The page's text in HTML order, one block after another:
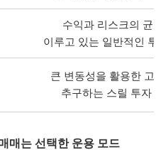
수익과 리스크의 균
이루고 있는 일반적인
큰 변동성을 활용한 고
추구하는 스릴 투자
매는 선택한 운용 모드